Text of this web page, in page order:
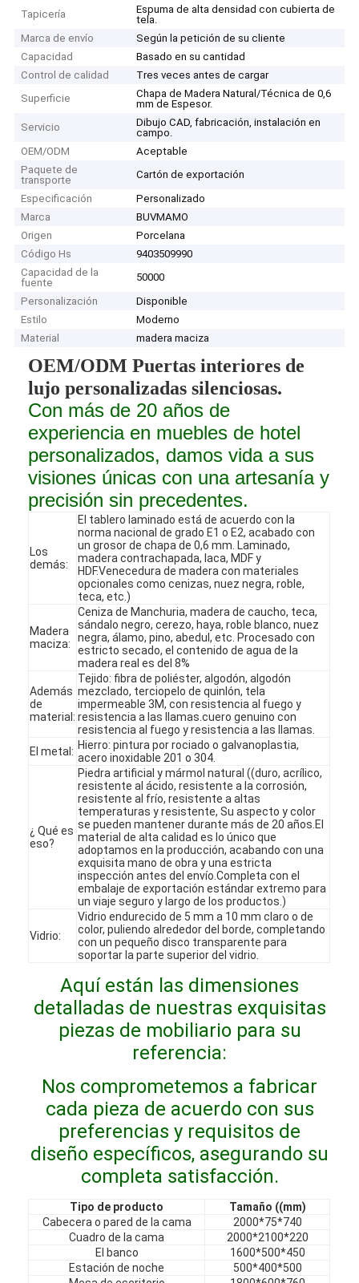
En casa
Productos
Los vídeos
Espectáculo VR
Recorrido por la fábrica
Control de Calidad
Contáctenos
Noticias
Casos
Las preguntas
Ahora Charle
Tapicería
Espuma de alta densidad con cubierta de
tela.
Marca de envío
Según la petición de su cliente
Capacidad
Basado en su cantidad
Control de calidad
Tres veces antes de cargar
Superficie
Chapa de Madera Natural/Técnica de 0,6
mm de Espesor.
Servicio
Dibujo CAD, fabricación, instalación en
campo.
OEM/ODM
Aceptable
Paquete de
transporte
Cartón de exportación
Especificación
Personalizado
Marca
BUVMAMO
Origen
Porcelana
Código Hs
9403509990
Capacidad de la
fuente
50000
Personalización
Disponible
Estilo
Moderno
Material
madera maciza
OEM/ODM Puertas interiores de
lujo personalizadas silenciosas.
Con más de 20 años de
experiencia en muebles de hotel
personalizados, damos vida a sus
visiones únicas con una artesanía y
precisión sin precedentes.
Los
demás:
El tablero laminado está de acuerdo con la
norma nacional de grado E1 o E2, acabado con
un grosor de chapa de 0,6 mm. Laminado,
madera contrachapada, laca, MDF y
HDF.Venecedura de madera con materiales
opcionales como cenizas, nuez negra, roble,
teca, etc.)
Madera
maciza:
Ceniza de Manchuria, madera de caucho, teca,
sándalo negro, cerezo, haya, roble blanco, nuez
negra, álamo, pino, abedul, etc. Procesado con
estricto secado, el contenido de agua de la
madera real es del 8%
Además
de
material:
Tejido: fibra de poliéster, algodón, algodón
mezclado, terciopelo de quinlón, tela
impermeable 3M, con resistencia al fuego y
resistencia a las llamas.cuero genuino con
resistencia al fuego y resistencia a las llamas.
El metal: Hierro: pintura por rociado o galvanoplastia,
acero inoxidable 201 o 304.
¿ Qué es
eso?
Piedra artificial y mármol natural ((duro, acrílico,
resistente al ácido, resistente a la corrosión,
resistente al frío, resistente a altas
temperaturas y resistente, Su aspecto y color
se pueden mantener durante más de 20 años.El
material de alta calidad es lo único que
adoptamos en la producción, acabando con una
exquisita mano de obra y una estricta
inspección antes del envío.Completa con el
embalaje de exportación estándar extremo para
un viaje seguro y largo de los productos.)
Vidrio:
Vidrio endurecido de 5 mm a 10 mm claro o de
color, puliendo alrededor del borde, completando
con un pequeño disco transparente para
soportar la parte superior del vidrio.
Aquí están las dimensiones
detalladas de nuestras exquisitas
piezas de mobiliario para su
referencia:
Nos comprometemos a fabricar
cada pieza de acuerdo con sus
preferencias y requisitos de
diseño específicos, asegurando su
completa satisfacción.
Tipo de producto
Tamaño ((mm)
Cabecera o pared de la cama
2000*75*740
Cuadro de la cama
2000*2100*220
El banco
1600*500*450
Estación de noche
500*400*500